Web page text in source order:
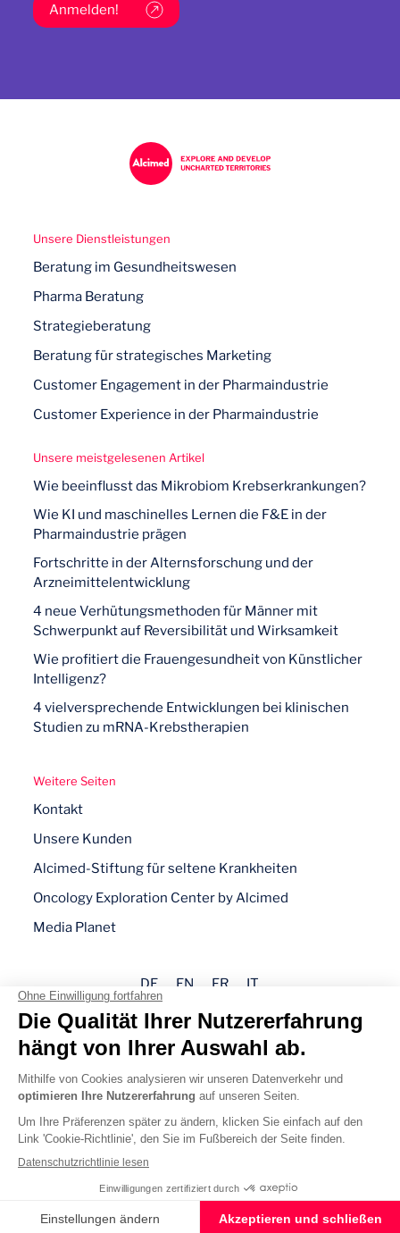
Anmelden!
Unsere Dienstleistungen
Beratung im Gesundheitswesen
Pharma Beratung
Strategieberatung
Beratung für strategisches Marketing
Customer Engagement in der Pharmaindustrie
Customer Experience in der Pharmaindustrie
Unsere meistgelesenen Artikel
Wie beeinflusst das Mikrobiom Krebserkrankungen?
Wie KI und maschinelles Lernen die F&E in der
Pharmaindustrie prägen
Fortschritte in der Alternsforschung und der
Arzneimittelentwicklung
4 neue Verhütungsmethoden für Männer mit
Schwerpunkt auf Reversibilität und Wirksamkeit
Wie profitiert die Frauengesundheit von Künstlicher
Intelligenz?
4 vielversprechende Entwicklungen bei klinischen
Studien zu mRNA-Krebstherapien
Weitere Seiten
Kontakt
Unsere Kunden
Alcimed-Stiftung für seltene Krankheiten
Oncology Exploration Center by Alcimed
Media Planet
DE EN FR IT
Impressum
Datenschutz
Cookie-Richtlinie